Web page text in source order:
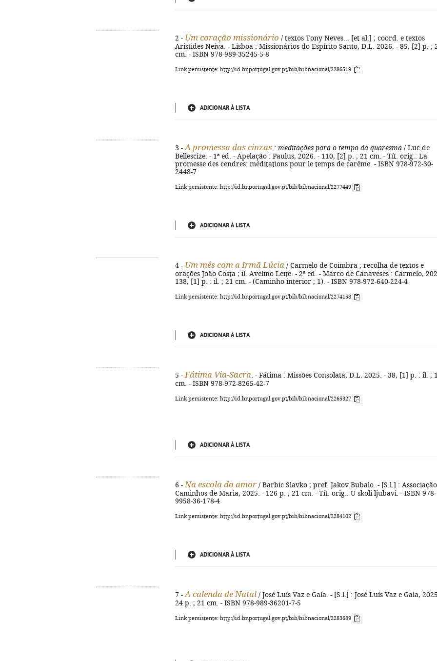
2 - Um coração missionário / textos Tony Neves... [et al.] ; coord. e textos
Aristides Neiva. - Lisboa : Missionários do Espírito Santo, D.L. 2026. - 85, [2] p. ;
cm. - ISBN 978-989-35245-5-8
Link persistente: http://id.bnportugal.gov.pt/bib/bibnacional/2286519
ADICIONAR À LISTA
3 - A promessa das cinzas : meditações para o tempo da quaresma / Luc de
Bellescize. - 1ª ed. - Apelação : Paulus, 2026. - 110, [2] p. ; 21 cm. - Tít. orig.: La
promesse des cendres: méditations pour le temps de carême. - ISBN 978-972-30-
2448-7
Link persistente: http://id.bnportugal.gov.pt/bib/bibnacional/2277449
ADICIONAR À LISTA
4 - Um mês com a Irmã Lúcia / Carmelo de Coimbra ; recolha de textos e
orações João Costa ; il. Avelino Leite. - 2ª ed. - Marco de Canaveses : Carmelo,
138, [1] p. : il. ; 21 cm. - (Caminho interior ; 1). - ISBN 978-972-640-224-4
Link persistente: http://id.bnportugal.gov.pt/bib/bibnacional/2274158
ADICIONAR À LISTA
5 - Fátima Via-Sacra . - Fátima : Missões Consolata, D.L. 2025. - 38, [1] p. : il. ;
cm. - ISBN 978-972-8265-42-7
Link persistente: http://id.bnportugal.gov.pt/bib/bibnacional/2265327
ADICIONAR À LISTA
6 - Na escola do amor / Barbic Slavko ; pref. Jakov Bubalo. - [S.l.] : Associação
Caminhos de Maria, 2025. - 126 p. ; 21 cm. - Tít. orig.: U skoli ljubavi. - ISBN 978-
9958-36-178-4
Link persistente: http://id.bnportugal.gov.pt/bib/bibnacional/2284102
ADICIONAR À LISTA
7 - A calenda de Natal / José Luís Vaz e Gala. - [S.l.] : José Luís Vaz e Gala,
24 p. ; 21 cm. - ISBN 978-989-36201-7-5
Link persistente: http://id.bnportugal.gov.pt/bib/bibnacional/2283689